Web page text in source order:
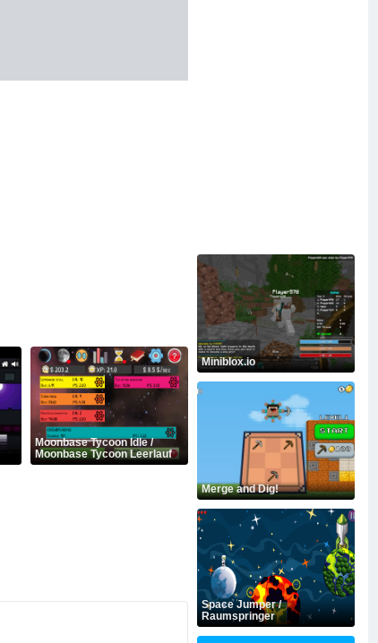
Moonbase Tycoon Idle /
Moonbase Tycoon Leerlauf
Miniblox.io
Merge and Dig!
Space Jumper /
Raumspringer